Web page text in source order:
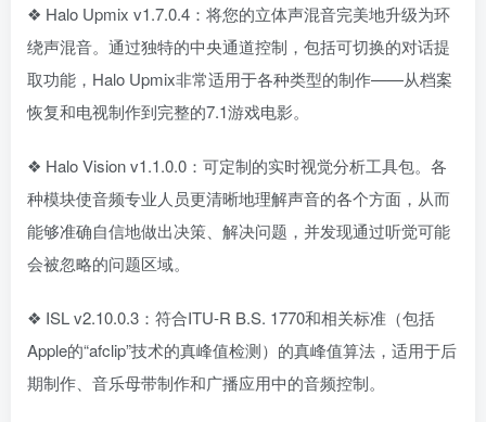
❖ Halo Upmix v1.7.0.4：将您的立体声混音完美地升级为环
绕声混音。通过独特的中央通道控制，包括可切换的对话提
取功能，Halo Upmix非常适用于各种类型的制作——从档案
恢复和电视制作到完整的7.1游戏电影。
❖ Halo Vision v1.1.0.0：可定制的实时视觉分析工具包。各
种模块使音频专业人员更清晰地理解声音的各个方面，从而
能够准确自信地做出决策、解决问题，并发现通过听觉可能
会被忽略的问题区域。
❖ ISL v2.10.0.3：符合ITU-R B.S. 1770和相关标准（包括
Apple的“afclip”技术的真峰值检测）的真峰值算法，适用于后
期制作、音乐母带制作和广播应用中的音频控制。